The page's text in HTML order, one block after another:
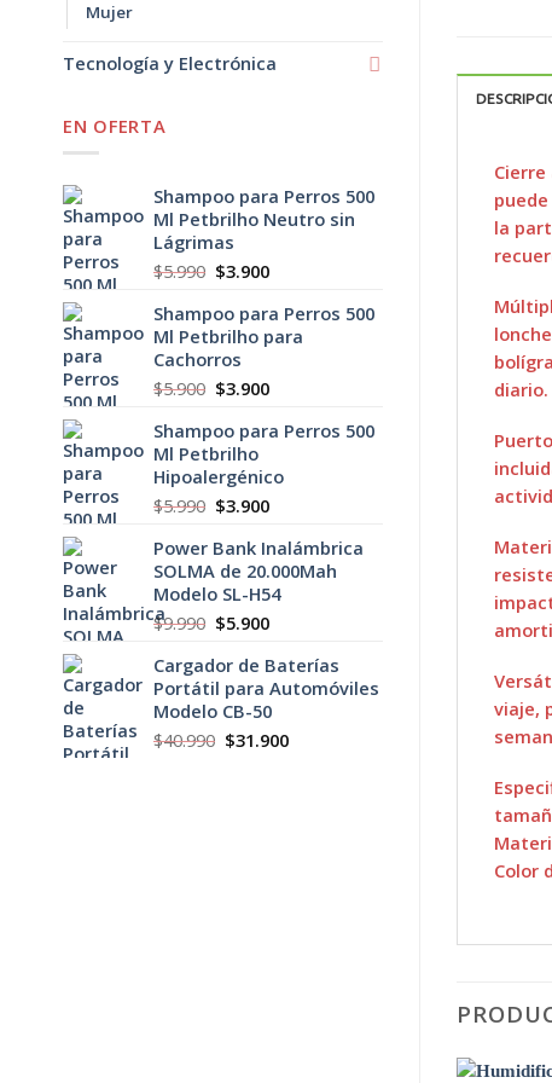
Mujer
Tecnología y Electrónica
EN OFERTA
Shampoo para Perros 500
Ml Petbrilho Neutro sin
Lágrimas
$5.990 El
original
era:
$5.990.
$3.900El
actual
es:
Shampoo para Perros 500
Ml Petbrilho para
Cachorros
$5.900 El
original
era:
$5.900.
$3.900El
actual
$3.900.
Shampoo para Perros 500
Ml Petbrilho
Hipoalergénico
$5.990 El
original
era:
$5.990.
$3.900El
actual
es:
$3.900.
Power Bank Inalámbrica
SOLMA de 20.000Mah
Modelo SL-H54
$9.990 El
original
era:
$9.990.
$5.900El
actual
es:
$5.900.
Cargador de Baterías
Portátil para Automóviles
Modelo CB-50
$40.990 El
$31.900El
la
diario.
viaje,
Color